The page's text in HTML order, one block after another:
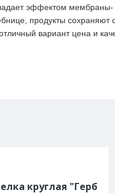
эффектом мембраны-
продукты
вариант цена и
круглая "Герб